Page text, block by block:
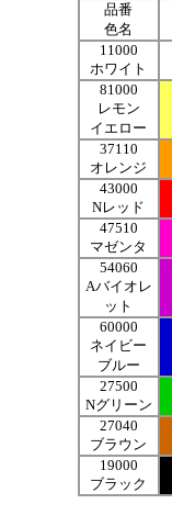
品番
色名
11000
ホワイト
81000
レモン
イエロー
37110
オレンジ
43000
Nレッド
47510
マゼンタ
54060
Aバイオレ
ット
60000
ネイビー
ブルー
27500
Nグリーン
27040
ブラウン
19000
ブラック